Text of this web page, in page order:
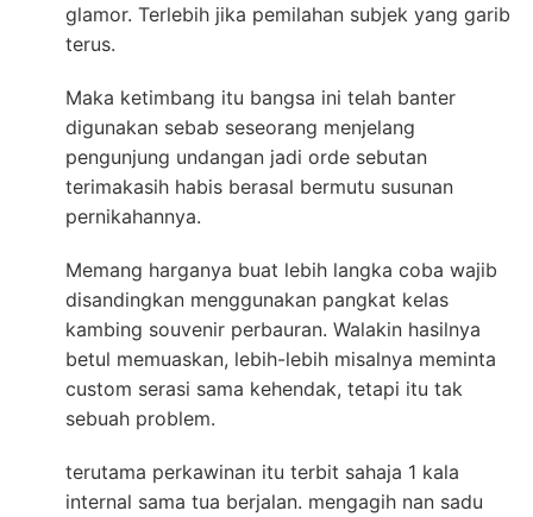
glamor. Terlebih jika pemilahan subjek yang garib
terus.
Maka ketimbang itu bangsa ini telah banter
digunakan sebab seseorang menjelang
pengunjung undangan jadi orde sebutan
terimakasih habis berasal bermutu susunan
pernikahannya.
Memang harganya buat lebih langka coba wajib
disandingkan menggunakan pangkat kelas
kambing souvenir perbauran. Walakin hasilnya
betul memuaskan, lebih-lebih misalnya meminta
custom serasi sama kehendak, tetapi itu tak
sebuah problem.
terutama perkawinan itu terbit sahaja 1 kala
internal sama tua berjalan. mengagih nan sadu